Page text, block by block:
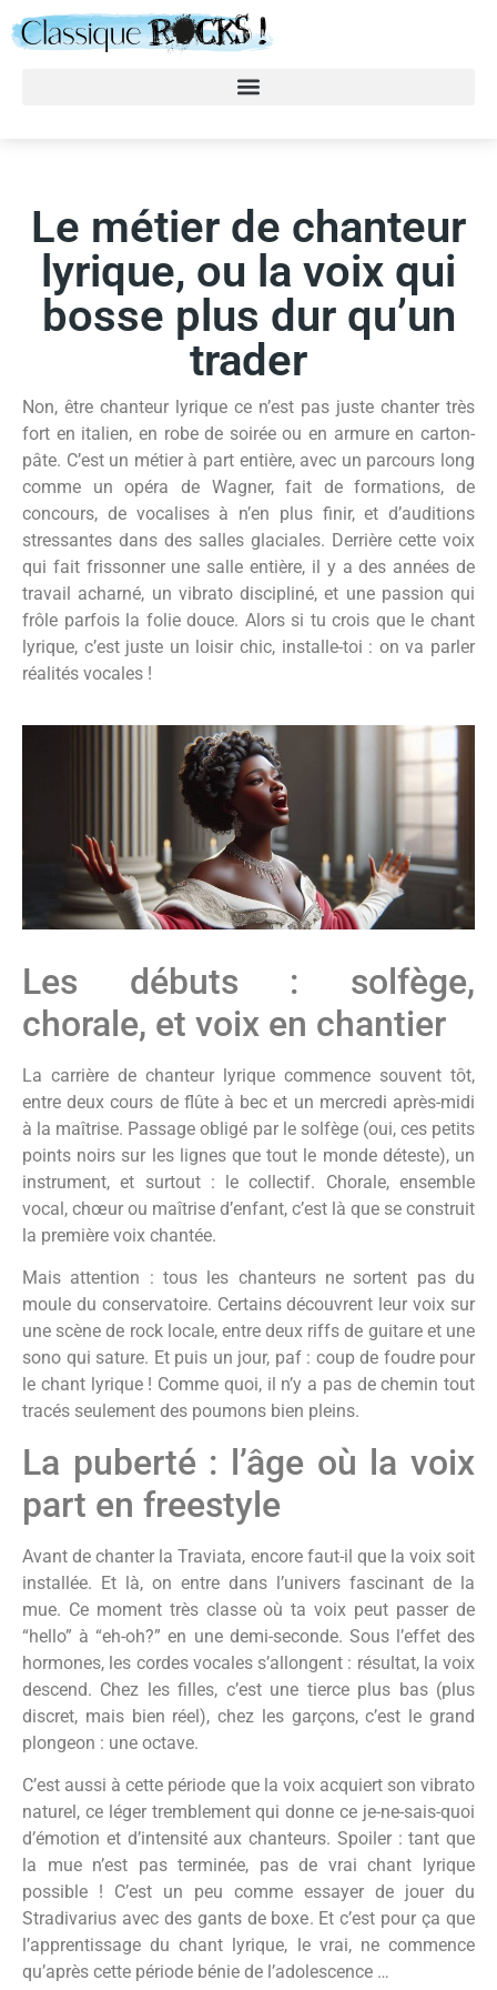
Le métier de chanteur
lyrique, ou la voix qui
bosse plus dur qu’un
trader
Non, être chanteur lyrique ce n’est pas juste chanter très
fort en italien, en robe de soirée ou en armure en carton-
pâte. C’est un métier à part entière, avec un parcours long
comme un opéra de Wagner, fait de formations, de
concours, de vocalises à n’en plus finir, et d’auditions
stressantes dans des salles glaciales. Derrière cette voix
qui fait frissonner une salle entière, il y a des années de
travail acharné, un vibrato discipliné, et une passion qui
frôle parfois la folie douce. Alors si tu crois que le chant
lyrique, c’est juste un loisir chic, installe-toi : on va parler
réalités vocales !
Les débuts : solfège,
chorale, et voix en chantier
La carrière de chanteur lyrique commence souvent tôt,
entre deux cours de flûte à bec et un mercredi après-midi
à la maîtrise. Passage obligé par le solfège (oui, ces petits
points noirs sur les lignes que tout le monde déteste), un
instrument, et surtout : le collectif. Chorale, ensemble
vocal, chœur ou maîtrise d’enfant, c’est là que se construit
la première voix chantée.
Mais attention : tous les chanteurs ne sortent pas du
moule du conservatoire. Certains découvrent leur voix sur
une scène de rock locale, entre deux riffs de guitare et une
sono qui sature. Et puis un jour, paf : coup de foudre pour
le chant lyrique ! Comme quoi, il n’y a pas de chemin tout
tracés seulement des poumons bien pleins.
La puberté : l’âge où la voix
part en freestyle
Avant de chanter la Traviata, encore faut-il que la voix soit
installée. Et là, on entre dans l’univers fascinant de la
mue. Ce moment très classe où ta voix peut passer de
“hello” à “eh-oh?” en une demi-seconde. Sous l’effet des
hormones, les cordes vocales s’allongent : résultat, la voix
descend. Chez les filles, c’est une tierce plus bas (plus
discret, mais bien réel), chez les garçons, c’est le grand
plongeon : une octave.
C’est aussi à cette période que la voix acquiert son vibrato
naturel, ce léger tremblement qui donne ce je-ne-sais-quoi
d’émotion et d’intensité aux chanteurs. Spoiler : tant que
la mue n’est pas terminée, pas de vrai chant lyrique
possible ! C’est un peu comme essayer de jouer du
Stradivarius avec des gants de boxe. Et c’est pour ça que
l’apprentissage du chant lyrique, le vrai, ne commence
qu’après cette période bénie de l’adolescence …